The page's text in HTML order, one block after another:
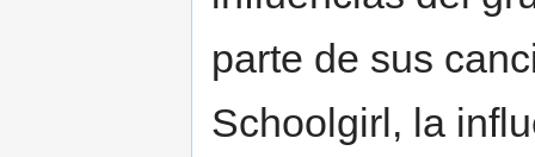
parte de sus
Schoolgirl, la